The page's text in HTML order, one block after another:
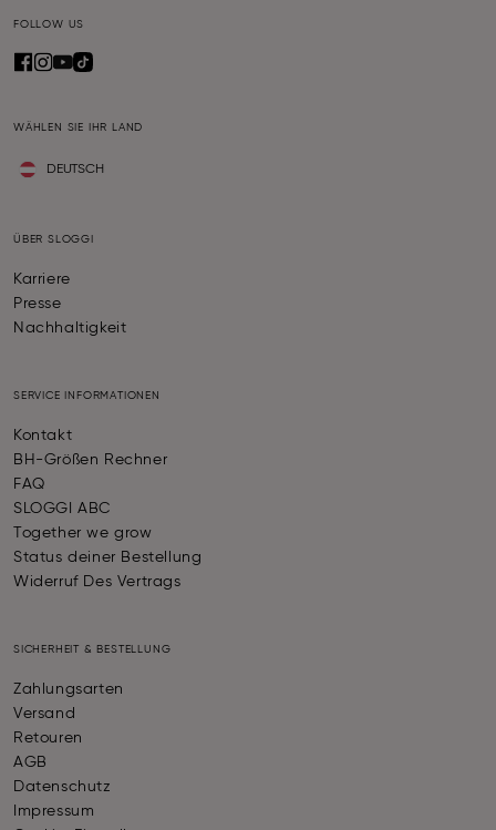
FOLLOW US
WÄHLEN SIE IHR LAND
DEUTSCH
ÜBER SLOGGI
Karriere
Presse
Nachhaltigkeit
SERVICE INFORMATIONEN
Kontakt
BH-Größen Rechner
FAQ
SLOGGI ABC
Together we grow
Status deiner Bestellung
Widerruf Des Vertrags
SICHERHEIT & BESTELLUNG
Zahlungsarten
Versand
Retouren
AGB
Datenschutz
Impressum